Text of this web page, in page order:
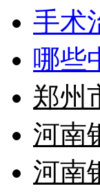
手术
哪些
郑州
河南
河南